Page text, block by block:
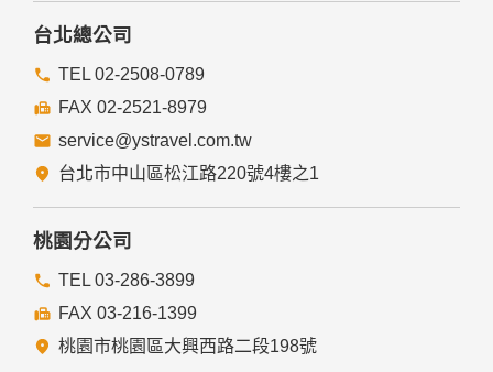
四、網站對外的相關連結
提供的連結，點選進入其他網站。但該連結網站不適用本網站
的隱私權保護政策，您必須參考該連結網站中的隱私權保護政
策。
五、與第三人共用個人資料之政策
本網站絕不會提供、交換、出租或出售任何您的個人資料給其
他個人、團體、私人企業或公務機關，但有法律依據或合約義
務者，不在此限。
前項但書之情形包括不限於：
經由您書面同意。
法律明文規定。
台北總公司
TEL 02-2508-0789
FAX 02-2521-8979
service@ystravel.com.tw
台北市中山區松江路220號4樓之1
桃園分公司
TEL 03-286-3899
FAX 03-216-1399
桃園市桃園區大興西路二段198號